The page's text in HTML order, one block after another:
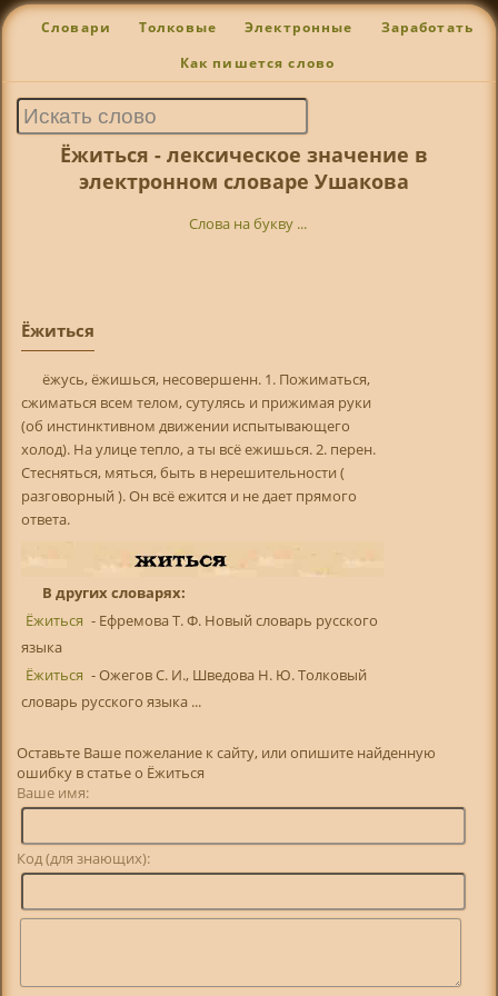
Словари Толковые Электронные Заработать
Как пишется слово
Ёжиться - лексическое значение в
электронном словаре Ушакова
Слова на букву ...
Ёжиться
ёжусь, ёжишься, несовершенн. 1. Пожиматься,
сжиматься всем телом, сутулясь и прижимая руки
(об инстинктивном движении испытывающего
холод). На улице тепло, а ты всё ежишься. 2. перен.
Стесняться, мяться, быть в нерешительности (
разговорный ). Он всё ежится и не дает прямого
ответа.
В других словарях:
Ёжиться - Ефремова Т. Ф. Новый словарь русского
языка
Ёжиться - Ожегов С. И., Шведова Н. Ю. Толковый
словарь русского языка ...
Оставьте Ваше пожелание к сайту, или опишите найденную
ошибку в статье о Ёжиться
Ваше имя:
Код (для знающих):